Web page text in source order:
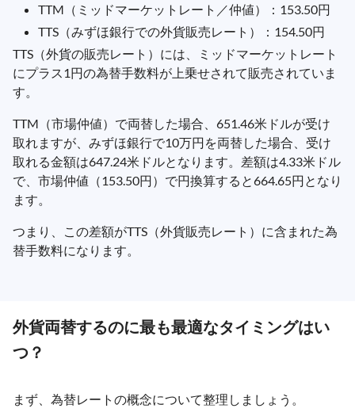
TTM（ミッドマーケットレート／仲値）：153.50円
TTS（みずほ銀行での外貨販売レート）：154.50円
TTS（外貨の販売レート）には、ミッドマーケットレート
にプラス1円の為替手数料が上乗せされて販売されていま
す。
TTM（市場仲値）で両替した場合、651.46米ドルが受け
取れますが、みずほ銀行で10万円を両替した場合、受け
取れる金額は647.24米ドルとなります。差額は4.33米ドル
で、市場仲値（153.50円）で円換算すると664.65円となり
ます。
つまり、この差額がTTS（外貨販売レート）に含まれた為
替手数料になります。
外貨両替するのに最も最適なタイミングはい
つ？
まず、為替レートの概念について整理しましょう。